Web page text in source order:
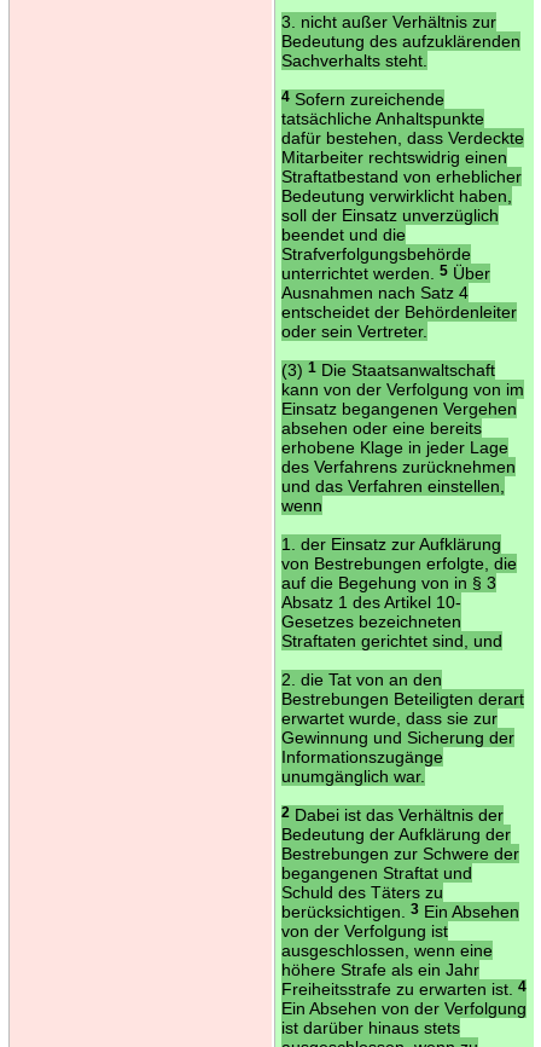
3. nicht außer Verhältnis zur
Bedeutung des aufzuklärenden
Sachverhalts steht.
4Sofern zureichende
tatsächliche Anhaltspunkte
dafür bestehen, dass Verdeckte
Mitarbeiter rechtswidrig einen
Straftatbestand von erheblicher
Bedeutung verwirklicht haben,
soll der Einsatz unverzüglich
beendet und die
Strafverfolgungsbehörde
unterrichtet werden.
5Über
Ausnahmen nach Satz 4
entscheidet der Behördenleiter
oder sein Vertreter.
(3) 1Die Staatsanwaltschaft
kann von der Verfolgung von im
Einsatz begangenen Vergehen
absehen oder eine bereits
erhobene Klage in jeder Lage
des Verfahrens zurücknehmen
und das Verfahren einstellen,
wenn
1. der Einsatz zur Aufklärung
von Bestrebungen erfolgte, die
auf die Begehung von in § 3
Absatz 1 des Artikel 10-
Gesetzes bezeichneten
Straftaten gerichtet sind, und
2. die Tat von an den
Bestrebungen Beteiligten derart
erwartet wurde, dass sie zur
Gewinnung und Sicherung der
Informationszugänge
unumgänglich war.
2Dabei ist das Verhältnis der
Bedeutung der Aufklärung der
Bestrebungen zur Schwere der
begangenen Straftat und
Schuld des Täters zu
berücksichtigen.
3Ein Absehen
von der Verfolgung ist
ausgeschlossen, wenn eine
höhere Strafe als ein Jahr
Freiheitsstrafe zu erwarten ist.
4
Ein Absehen von der Verfolgung
ist darüber hinaus stets